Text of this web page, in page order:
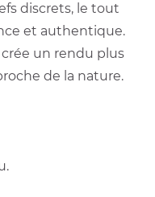
discrets, le tout
et authentique.
un rendu plus
de la nature.